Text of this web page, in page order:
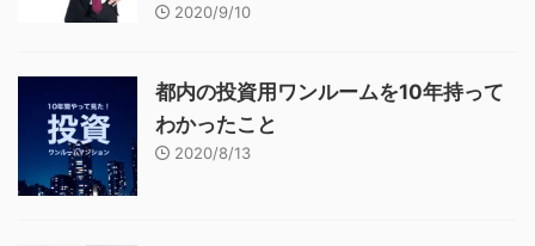
2020/9/10
都内の投資用ワンルームを10年持って
わかったこと
2020/8/13